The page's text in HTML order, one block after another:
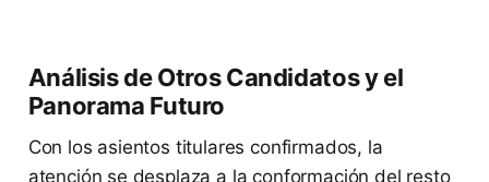
Análisis de Otros Candidatos y el
Panorama Futuro
Con los asientos titulares confirmados, la
atención se desplaza a la conformación del resto